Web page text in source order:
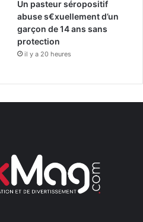
Un pasteur séropositif
abuse s€xuellement d’un
garçon de 14 ans sans
protection
il y a 20 heures